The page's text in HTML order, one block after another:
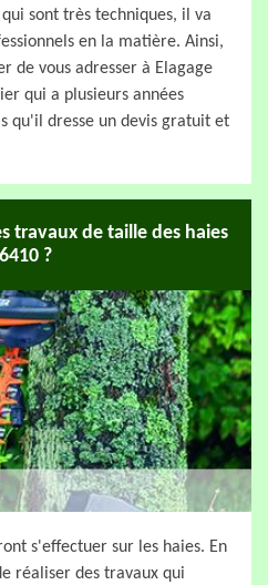
sont très techniques, il va
en la matière. Ainsi,
de vous adresser à Elagage
qui a plusieurs années
qu'il dresse un devis gratuit et
travaux de taille des haies
?
s'effectuer sur les haies. En
réaliser des travaux qui